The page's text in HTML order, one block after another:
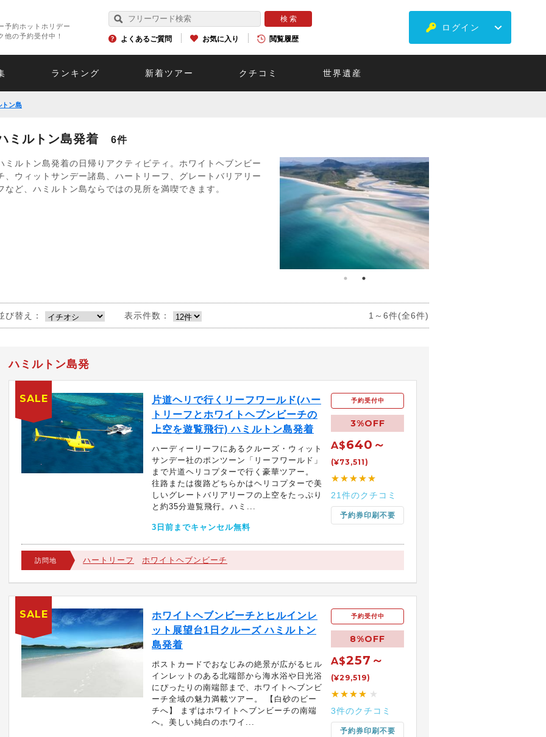
予約ホットホリデー
他の予約受付中！
よくあるご質問 お気に入り 閲覧履歴
ログイン
ランキング 新着ツアー クチコミ 世界遺産
トン島
ミルトン島発着 6件
ミルトン島発着の日帰りアクティビティ。ホワイトヘブンビー
、ウィットサンデー諸島、ハートリーフ、グレートバリアリー
など、ハミルトン島ならではの見所を満喫できます。
び替え： 表示件数： 1～6件(全6件)
ハミルトン島発
片道ヘリで行くリーフワールド(ハー
トリーフとホワイトヘブンビーチの
上空を遊覧飛行) ハミルトン島発着
ハーディーリーフにあるクルーズ・ウィット
サンデー社のポンツーン「リーフワールド」
まで片道ヘリコプターで行く豪華ツアー。
往路または復路どちらかはヘリコプターで美
しいグレートバリアリーフの上空をたっぷり
と約35分遊覧飛行。ハミ...
3日前までキャンセル無料
予約受付中
3%OFF
A$640～
(¥73,511)
★★★★★
21件のクチコミ
予約券印刷不要
訪問地 ハートリーフ ホワイトヘブンビーチ
SALE
ホワイトヘブンビーチとヒルインレ
ット展望台1日クルーズ ハミルトン
島発着
ポストカードでおなじみの絶景が広がるヒル
インレットのある北端部から海水浴や日光浴
にぴったりの南端部まで、ホワイトへブンビ
ーチ全域の魅力満載ツアー。 【白砂のビー
チへ】 まずはホワイトヘブンビーチの南端
へ。美しい純白のホワイ...
予約受付中
8%OFF
A$257～
(¥29,519)
★★★★ ★
3件のクチコミ
予約券印刷不要
SALE